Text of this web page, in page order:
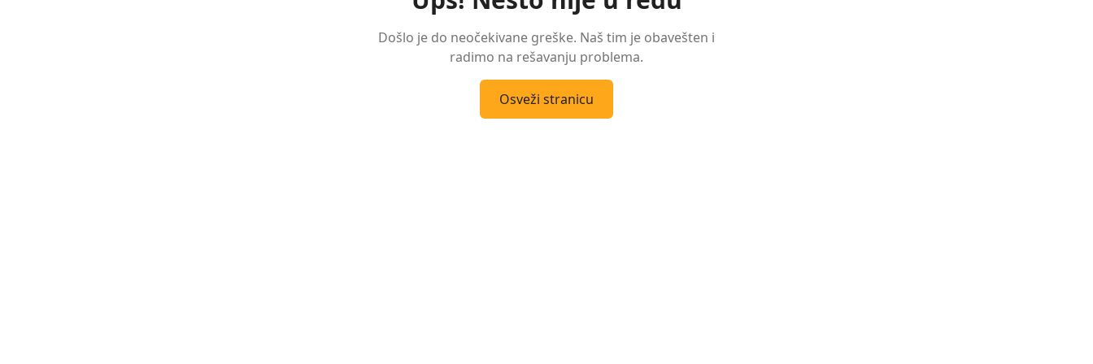
Došlo je do neočekivane greške. Naš tim je obavešten i
radimo na rešavanju problema.
Osveži stranicu